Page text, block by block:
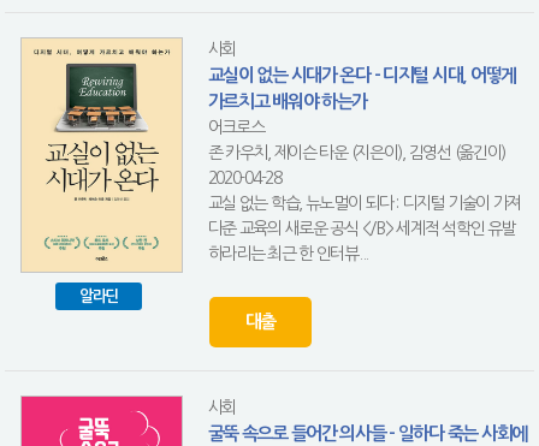
알라딘
사회
교실이 없는 시대가 온다 - 디지털 시대, 어떻게
가르치고 배워야 하는가
어크로스
존 카우치, 제이슨 타운 (지은이), 김영선 (옮긴이)
2020-04-28
교실 없는 학습, 뉴노멀이 되다 : 디지털 기술이 가져
다준 교육의 새로운 공식 </B> 세계적 석학인 유발
하라리는 최근 한 인터뷰...
대출
사회
굴뚝 속으로 들어간 의사들 - 일하다 죽는 사회에